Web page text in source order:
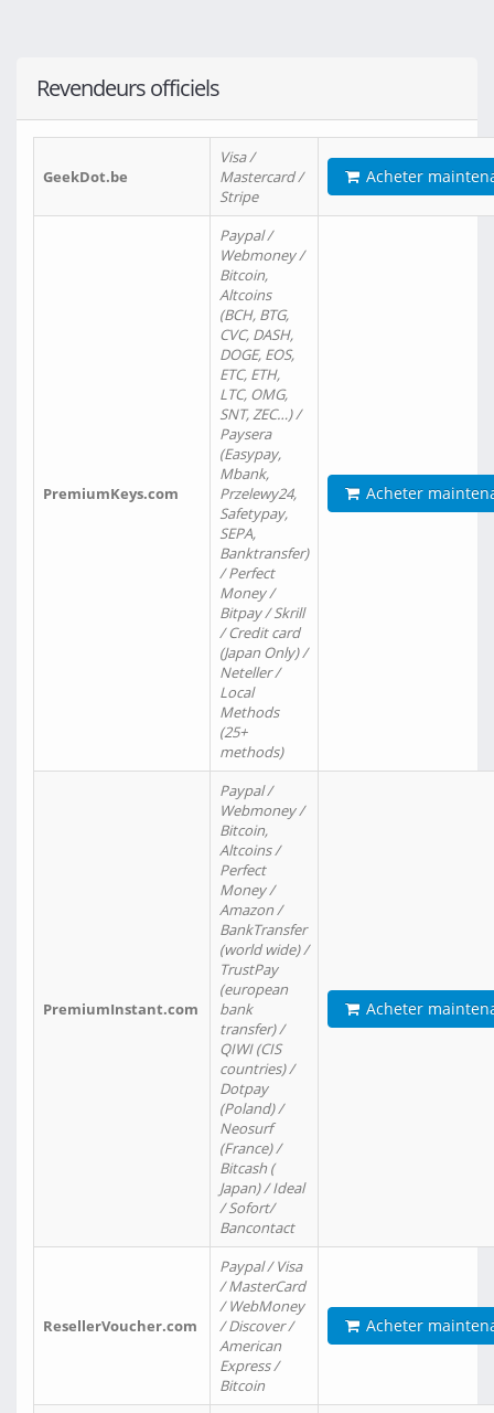
Revendeurs officiels
GeekDot.be
Visa /
Mastercard /
Stripe
Acheter
PremiumKeys.com
Paypal /
Webmoney /
Bitcoin,
Altcoins
(BCH, BTG,
CVC, DASH,
DOGE, EOS,
ETC, ETH,
LTC, OMG,
SNT, ZEC…) /
Paysera
(Easypay,
Mbank,
Przelewy24,
Safetypay,
SEPA,
Banktransfer)
/ Perfect
Money /
Bitpay / Skrill
/ Credit card
(Japan Only) /
Neteller /
Local
Methods
(25+
methods)
Acheter
PremiumInstant.com
Paypal /
Webmoney /
Bitcoin,
Altcoins /
Perfect
Money /
Amazon /
BankTransfer
(world wide) /
TrustPay
(european
bank
transfer) /
QIWI (CIS
countries) /
Dotpay
(Poland) /
Neosurf
(France) /
Bitcash (
Japan) / Ideal
/ Sofort/
Bancontact
Acheter
ResellerVoucher.com
Paypal / Visa
/ MasterCard
/ WebMoney
/ Discover /
American
Express /
Bitcoin
Acheter